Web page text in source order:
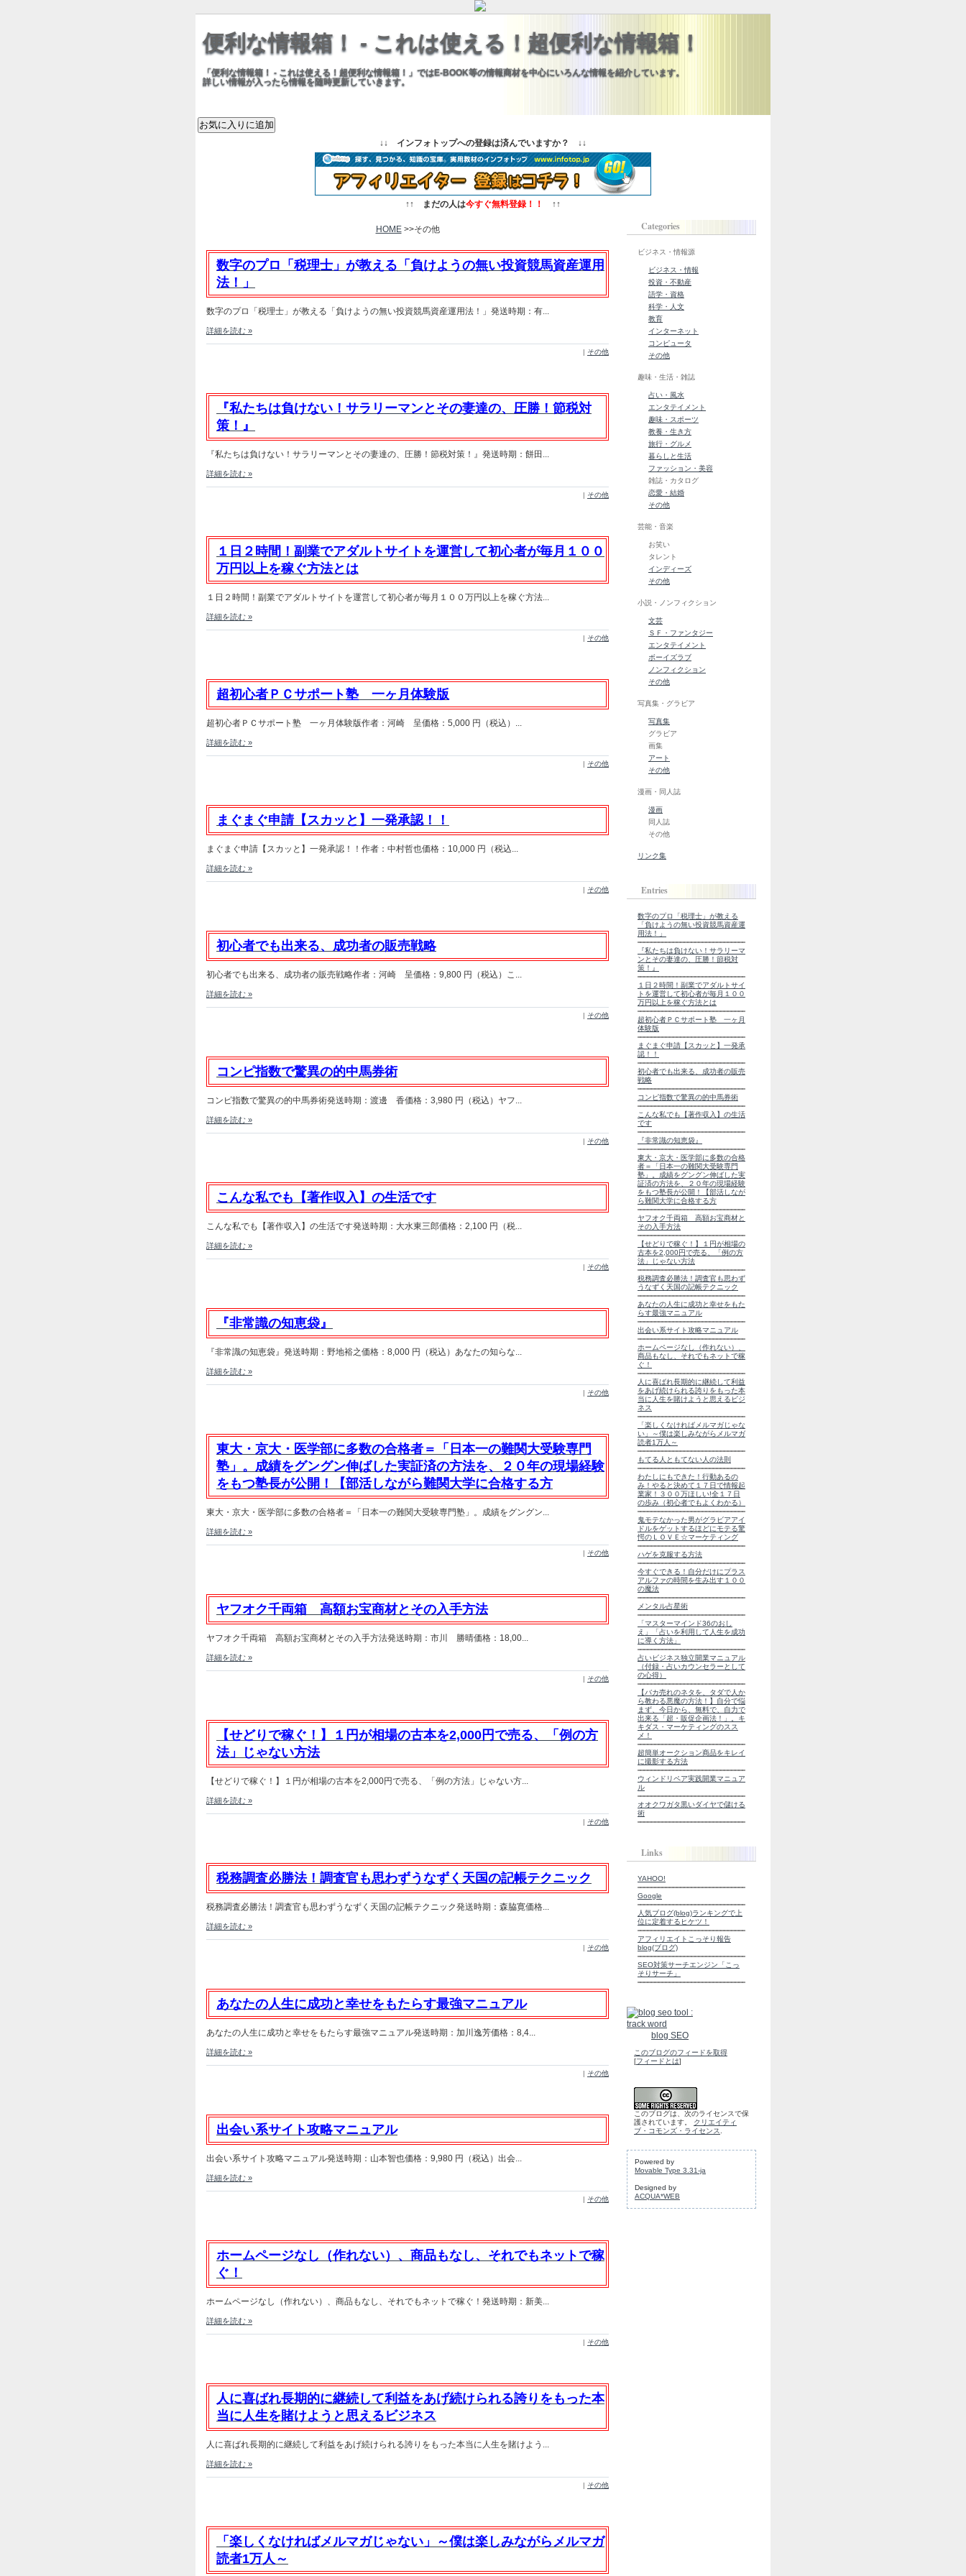
便利な情報箱！ - これは使える！超便利な情報箱！
「便利な情報箱！ - これは使える！超便利な情報箱！」ではE-BOOK等の情報商材を中心にいろんな情報を紹介しています。
詳しい情報が入ったら情報を随時更新していきます。
↓↓ インフォトップへの登録は済んでいますか？ ↓↓
↑↑ まだの人は今すぐ無料登録！！ ↑↑
HOME>>その他
数字のプロ「税理士」が教える「負けようの無い投資競馬資産運用
法！」
数字のプロ「税理士」が教える「負けようの無い投資競馬資産運用法！」発送時期：有...
詳細を読む »
| その他
『私たちは負けない！サラリーマンとその妻達の、圧勝！節税対
策！』
『私たちは負けない！サラリーマンとその妻達の、圧勝！節税対策！』発送時期：餅田...
詳細を読む »
| その他
１日２時間！副業でアダルトサイトを運営して初心者が毎月１００
万円以上を稼ぐ方法とは
１日２時間！副業でアダルトサイトを運営して初心者が毎月１００万円以上を稼ぐ方法...
詳細を読む »
| その他
超初心者ＰＣサポート塾 一ヶ月体験版
超初心者ＰＣサポート塾 一ヶ月体験版作者：河崎 呈価格：5,000 円（税込）...
詳細を読む »
| その他
まぐまぐ申請【スカッと】一発承認！！
まぐまぐ申請【スカッと】一発承認！！作者：中村哲也価格：10,000 円（税込...
詳細を読む »
| その他
初心者でも出来る、成功者の販売戦略
初心者でも出来る、成功者の販売戦略作者：河崎 呈価格：9,800 円（税込）こ...
詳細を読む »
| その他
コンピ指数で驚異の的中馬券術
コンピ指数で驚異の的中馬券術発送時期：渡邊 香価格：3,980 円（税込）ヤフ...
詳細を読む »
| その他
こんな私でも【著作収入】の生活です
こんな私でも【著作収入】の生活です発送時期：大水東三郎価格：2,100 円（税...
詳細を読む »
| その他
『非常識の知恵袋』
『非常識の知恵袋』発送時期：野地裕之価格：8,000 円（税込）あなたの知らな...
詳細を読む »
| その他
東大・京大・医学部に多数の合格者＝「日本一の難関大受験専門
塾」。成績をグングン伸ばした実証済の方法を、２０年の現場経験
をもつ塾長が公開！【部活しながら難関大学に合格する方
東大・京大・医学部に多数の合格者＝「日本一の難関大受験専門塾」。成績をグングン...
詳細を読む »
| その他
ヤフオク千両箱 高額お宝商材とその入手方法
ヤフオク千両箱 高額お宝商材とその入手方法発送時期：市川 勝晴価格：18,00...
詳細を読む »
| その他
【せどりで稼ぐ！】１円が相場の古本を2,000円で売る、「例の方
法」じゃない方法
【せどりで稼ぐ！】１円が相場の古本を2,000円で売る、「例の方法」じゃない方...
詳細を読む »
| その他
税務調査必勝法！調査官も思わずうなずく天国の記帳テクニック
税務調査必勝法！調査官も思わずうなずく天国の記帳テクニック発送時期：森脇寛価格...
詳細を読む »
| その他
あなたの人生に成功と幸せをもたらす最強マニュアル
あなたの人生に成功と幸せをもたらす最強マニュアル発送時期：加川逸芳価格：8,4...
詳細を読む »
| その他
出会い系サイト攻略マニュアル
出会い系サイト攻略マニュアル発送時期：山本智也価格：9,980 円（税込）出会...
詳細を読む »
| その他
ホームページなし（作れない）、商品もなし、それでもネットで稼
ぐ！
ホームページなし（作れない）、商品もなし、それでもネットで稼ぐ！発送時期：新美...
詳細を読む »
| その他
人に喜ばれ長期的に継続して利益をあげ続けられる誇りをもった本
当に人生を賭けようと思えるビジネス
人に喜ばれ長期的に継続して利益をあげ続けられる誇りをもった本当に人生を賭けよう...
詳細を読む »
| その他
「楽しくなければメルマガじゃない」～僕は楽しみながらメルマガ
読者1万人～
Categories
ビジネス・情報源
ビジネス・情報
投資・不動産
語学・資格
科学・人文
教育
インターネット
コンピュータ
その他
趣味・生活・雑誌
占い・風水
エンタテイメント
趣味・スポーツ
教養・生き方
旅行・グルメ
暮らしと生活
ファッション・美容
雑誌・カタログ
恋愛・結婚
その他
芸能・音楽
お笑い
タレント
インディーズ
その他
小説・ノンフィクション
文芸
ＳＦ・ファンタジー
エンタテイメント
ボーイズラブ
ノンフィクション
その他
写真集・グラビア
写真集
グラビア
画集
アート
その他
漫画・同人誌
漫画
同人誌
その他
リンク集
Entries
数字のプロ「税理士」が教える
「負けようの無い投資競馬資産運
用法！」
『私たちは負けない！サラリーマ
ンとその妻達の、圧勝！節税対
策！』
１日２時間！副業でアダルトサイ
トを運営して初心者が毎月１００
万円以上を稼ぐ方法とは
超初心者ＰＣサポート塾 一ヶ月
体験版
まぐまぐ申請【スカッと】一発承
認！！
初心者でも出来る、成功者の販売
戦略
コンピ指数で驚異の的中馬券術
こんな私でも【著作収入】の生活
です
『非常識の知恵袋』
東大・京大・医学部に多数の合格
者＝「日本一の難関大受験専門
塾」。成績をグングン伸ばした実
証済の方法を、２０年の現場経験
をもつ塾長が公開！【部活しなが
ら難関大学に合格する方
ヤフオク千両箱 高額お宝商材と
その入手方法
【せどりで稼ぐ！】１円が相場の
古本を2,000円で売る、「例の方
法」じゃない方法
税務調査必勝法！調査官も思わず
うなずく天国の記帳テクニック
あなたの人生に成功と幸せをもた
らす最強マニュアル
出会い系サイト攻略マニュアル
ホームページなし（作れない）、
商品もなし、それでもネットで稼
ぐ！
人に喜ばれ長期的に継続して利益
をあげ続けられる誇りをもった本
当に人生を賭けようと思えるビジ
ネス
「楽しくなければメルマガじゃな
い」～僕は楽しみながらメルマガ
読者1万人～
もてる人ともてない人の法則
わたしにもできた！行動あるの
み！やると決めて１７日で情報起
業家！３００万ほしい!全１７日
の歩み（初心者でもよくわかる）
鬼モテなかった男がグラビアアイ
ドルをゲットするほどにモテる驚
愕のＬＯＶＥ☆マーケティング
ハゲを克服する方法
今すぐできる！自分だけにプラス
アルファの時間を生み出す１００
の魔法
メンタル占星術
「マスターマインド36のおし
え」「占いを利用して人生を成功
に導く方法」
占いビジネス独立開業マニュアル
（付録・占いカウンセラーとして
の心得）
【バカ売れのネタを、タダで人か
ら教わる悪魔の方法！】自分で悩
まず、今日から、無料で、自力で
出来る「超・販促企画法！」。キ
キダス・マーケティングのスス
メ！
超簡単オークション商品をキレイ
に撮影する方法
ウィンドリペア実践開業マニュア
ル
オオクワガタ黒いダイヤで儲ける
術
Links
YAHOO!
Google
人気ブログ(blog)ランキングで上
位に定着するヒケツ！
アフィリエイトこっそり報告
blog(ブログ)
SEO対策サーチエンジン「こっ
そりサーチ」
blog SEO
このブログのフィードを取得
[フィードとは]
このブログは、次のライセンスで保
護されています。 クリエイティ
ブ・コモンズ・ライセンス
Powered by
Movable Type 3.31-ja
Designed by
ACQUA*WEB